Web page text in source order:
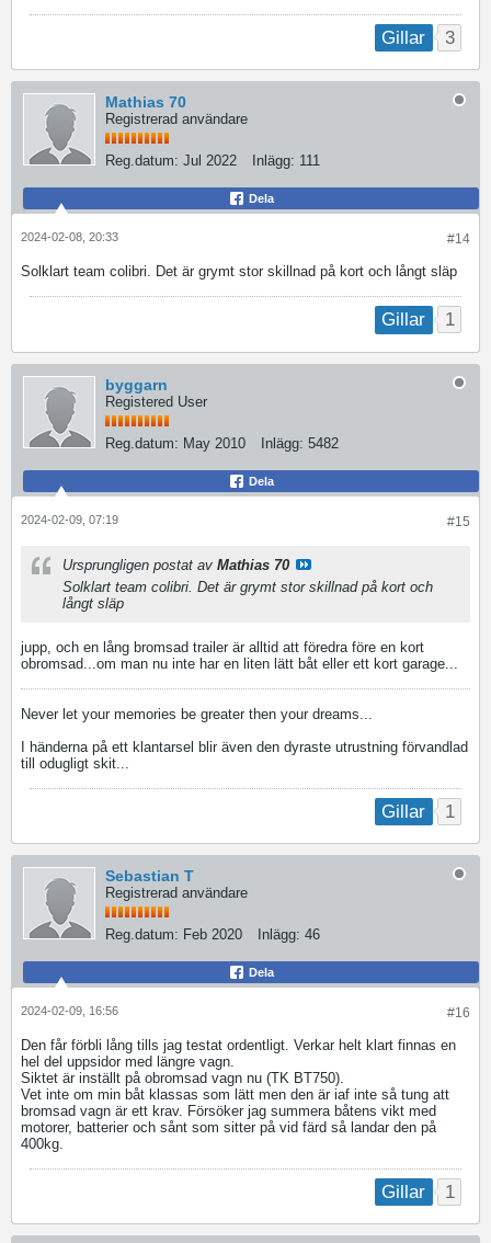
Gillar 3
Mathias 70
Registrerad användare
Reg.datum: Jul 2022 Inlägg: 111
Dela
#14
2024-02-08, 20:33
Solklart team colibri. Det är grymt stor skillnad på kort och långt släp
Gillar 1
byggarn
Registered User
Reg.datum: May 2010 Inlägg: 5482
Dela
#15
2024-02-09, 07:19
Ursprungligen postat av Mathias 70
Solklart team colibri. Det är grymt stor skillnad på kort och
långt släp
jupp, och en lång bromsad trailer är alltid att föredra före en kort
obromsad...om man nu inte har en liten lätt båt eller ett kort garage...
Never let your memories be greater then your dreams...
I händerna på ett klantarsel blir även den dyraste utrustning förvandlad
till odugligt skit...
Gillar 1
Sebastian T
Registrerad användare
Reg.datum: Feb 2020 Inlägg: 46
Dela
#16
2024-02-09, 16:56
Den får förbli lång tills jag testat ordentligt. Verkar helt klart finnas en
hel del uppsidor med längre vagn.
Siktet är inställt på obromsad vagn nu (TK BT750).
Vet inte om min båt klassas som lätt men den är iaf inte så tung att
bromsad vagn är ett krav. Försöker jag summera båtens vikt med
motorer, batterier och sånt som sitter på vid färd så landar den på
400kg.
Gillar 1